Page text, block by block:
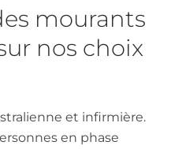
mourants
nos choix
et infirmière.
en phase